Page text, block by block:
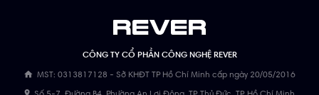
CÔNG TY CỔ PHẦN CÔNG NGHỆ REVER
MST: 0313817128 - Sở KHĐT TP Hồ Chí Minh cấp ngày 20/05/2016